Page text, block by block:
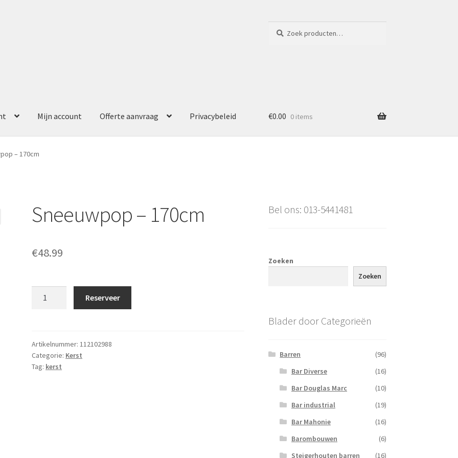
naar:
Mijn account Offerte aanvraag Privacybeleid
Offerte aanvraag
€0.00 0 items
– 170cm
Sneeuwpop – 170cm
€48.99
Reserveer
Artikelnummer:112102988
Categorie: Kerst
Tag: kerst
Bel ons: 013-5441481
Zoeken
Zoeken
Blader door Categorieën
Barren
(96)
Bar Diverse
(16)
Bar Douglas Marc
(10)
Bar industrial
(19)
Bar Mahonie
(16)
Barombouwen
(6)
Steigerhouten barren
(16)